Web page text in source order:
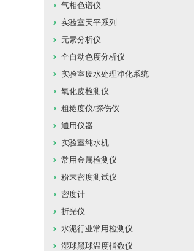
气相色谱仪
实验室天平系列
元素分析仪
全自动色度分析仪
实验室废水处理净化系统
氧化皮检测仪
粗糙度仪/探伤仪
通用仪器
实验室纯水机
常用金属检测仪
粉末密度测试仪
密度计
折光仪
水泥行业常用检测仪
湿球黑球温度指数仪